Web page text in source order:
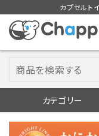
カプセルト
カテゴリー
ログイン